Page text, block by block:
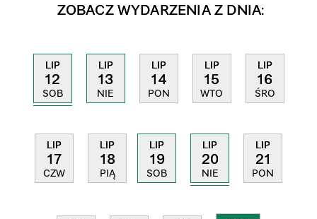
ZOBACZ WYDARZENIA Z DNIA:
LIP
12
SOB
LIP
13
NIE
LIP
14
PON
LIP
15
WTO
LIP
16
ŚRO
LIP
17
CZW
LIP
18
PIĄ
LIP
19
SOB
LIP
20
NIE
LIP
21
PON